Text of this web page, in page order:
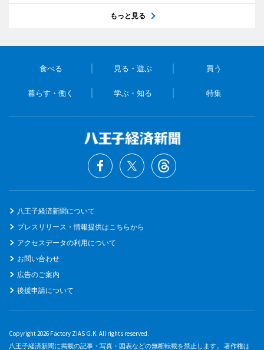
もっと見る
食べる 見る・遊ぶ 買う
暮らす・働く 学ぶ・知る 特集
八王子経済新聞について
プレスリリース・情報提供はこちらから
アクセスデータの利用について
お問い合わせ
広告のご案内
後援申請について
Copyright 2026 Factory ZIAS G.K. All rights reserved.
八王子経済新聞に掲載の記事・写真・図表などの無断転載を禁止します。 著作権は